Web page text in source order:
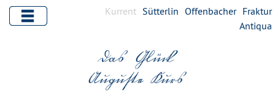
Kurrent Sütterlin Offenbacher Fraktur
Antiqua